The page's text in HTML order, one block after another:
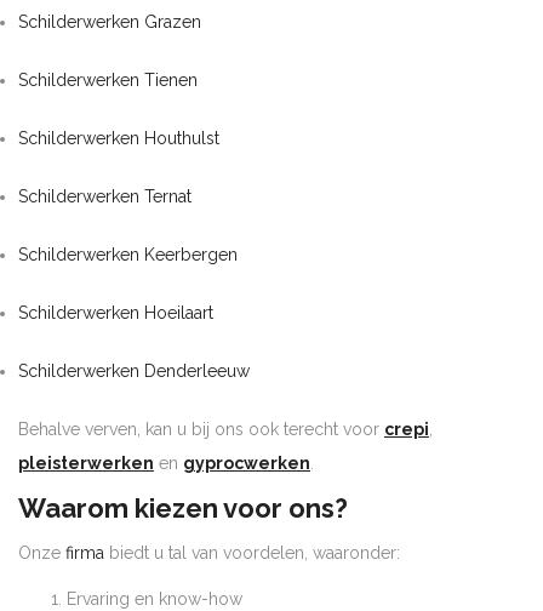
Schilderwerken Grazen
Schilderwerken Tienen
Schilderwerken Houthulst
Schilderwerken Ternat
Schilderwerken Keerbergen
Schilderwerken Hoeilaart
Schilderwerken Denderleeuw
Behalve verven, kan u bij ons ook terecht voor crepi,
pleisterwerken en gyprocwerken.
Waarom kiezen voor ons?
Onze firma biedt u tal van voordelen, waaronder:
Ervaring en know-how